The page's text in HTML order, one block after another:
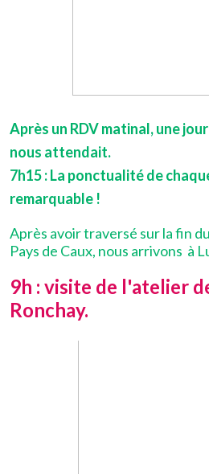
Après un RDV matinal, une
nous attendait.
7h15 : La ponctualité de
remarquable !
Après avoir traversé sur la fin
Pays de Caux, nous arrivons à
9h : visite de l'atelier
Ronchay.